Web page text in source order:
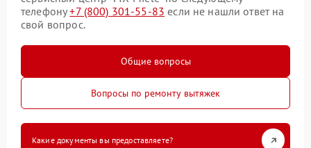
телефону+7 (800) 301-55-83 если не нашли ответ на
свой вопрос.
Общие вопросы
Вопросы по ремонту вытяжек
Какие документы вы предоставляете?